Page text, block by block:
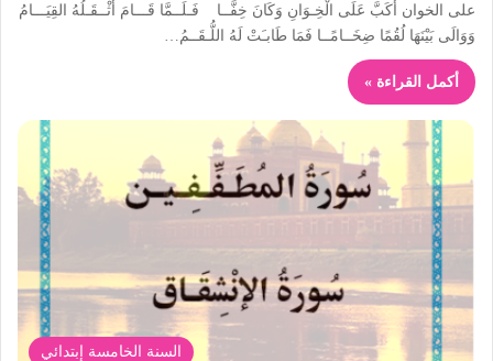
على الخوان أَكَبَّ عَلَى الْخِـوَانِ وَكَانَ خِفًّــا فَـلَــمَّا قَـــامَ أَثْــقَـلُهُ القِيَـــامُ
وَوَالَى بَيْنَهَا لُقُمًا ضِخَــامًــا فَمَا طَابـَتْ لَهُ اللُّـقَــمُ…
أكمل القراءة »
السنة الخامسة إبتدائي